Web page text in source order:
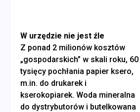
W urzędzie nie jest źle
Z ponad 2 milionów kosztów
„gospodarskich” w skali roku, 60
tysięcy pochłania papier ksero,
m.in. do drukarek i
kserokopiarek. Woda mineralna
do dystrybutorów i butelkowana